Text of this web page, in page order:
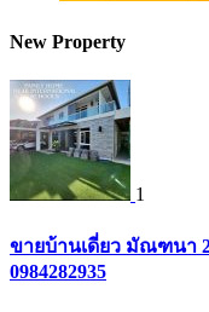
New Property
1
ขายบ้านเดี่ยว มัณฑนา
0984282935